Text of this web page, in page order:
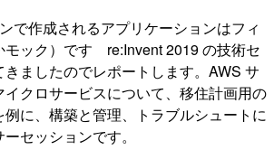
で作成されるアプリケーションはフィ
モック）です re:Invent 2019 の技術セ
ましたのでレポートします。AWS サ
クロサービスについて、移住計画用の
に、構築と管理、トラブルシュートに
セッションです。